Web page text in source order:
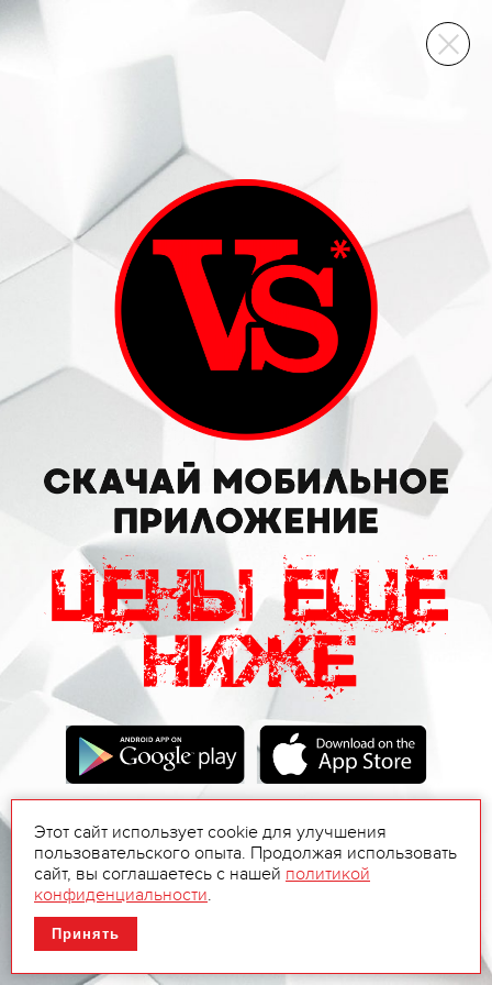
ВИННЫЙ СКЛАД
Этот сайт использует cookie для улучшения
пользовательского опыта. Продолжая использовать
сайт, вы соглашаетесь с нашей политикой
конфиденциальности.
Принять